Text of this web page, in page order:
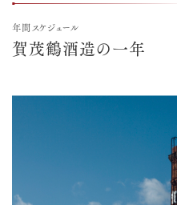
年間スケジュール
賀茂鶴酒造の一年